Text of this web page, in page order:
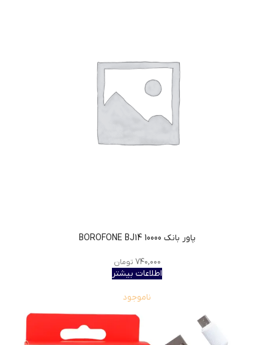
پاور بانک BOROFONE BJ14 10000
۷۴۰,۰۰۰ تومان
اطلاعات بیشتر
ناموجود